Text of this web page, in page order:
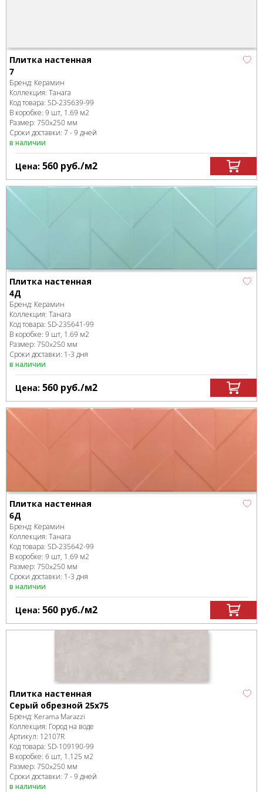
Плитка настенная
7
Бренд: Керамин
Коллекция: Танага
Код товара: SD-235639-99
В коробке: 9 шт, 1.69 м2
Размер: 750x250 мм
Сроки доставки: 7 - 9 дней
в наличии
Цена: 560 руб./м2
Плитка настенная
4Д
Бренд: Керамин
Коллекция: Танага
Код товара: SD-235641-99
В коробке: 9 шт, 1.69 м2
Размер: 750x250 мм
Сроки доставки: 1-3 дня
в наличии
Цена: 560 руб./м2
Плитка настенная
6Д
Бренд: Керамин
Коллекция: Танага
Код товара: SD-235642-99
В коробке: 9 шт, 1.69 м2
Размер: 750x250 мм
Сроки доставки: 1-3 дня
в наличии
Цена: 560 руб./м2
Плитка настенная
Серый обрезной 25х75
Бренд: Kerama Marazzi
Коллекция: Город на воде
Артикул: 12107R
Код товара: SD-109190-99
В коробке: 6 шт, 1.125 м2
Размер: 750x250 мм
Сроки доставки: 7 - 9 дней
в наличии